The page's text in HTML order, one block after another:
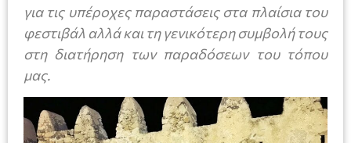
για τις υπέροχες παραστάσεις στα πλαίσια του
φεστιβάλ αλλά και τη γενικότερη συμβολή τους
στη διατήρηση των παραδόσεων του τόπου
μας.